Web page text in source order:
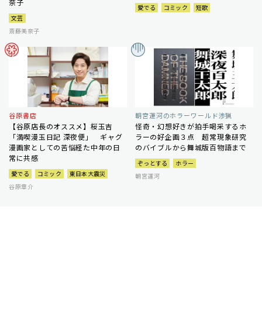
文芸
斎藤美奈子
愛でる コミック 短歌
谷原書店
【谷原店長のオススメ】桜玉吉
「満喫漫玉日記 深夜便」 ギャグ
漫画家としての苦悩経た中年の日
常に共感
愛でる コミック
東日本大震災
谷原章介
朝宮運河のホラーワールド渉猟
怪奇・幻想好きが拍手喝采するホ
ラーの好企画３点 超常現象研究
のバイブルから舞城版百物語まで
ぞっとする
ホラー
朝宮運河